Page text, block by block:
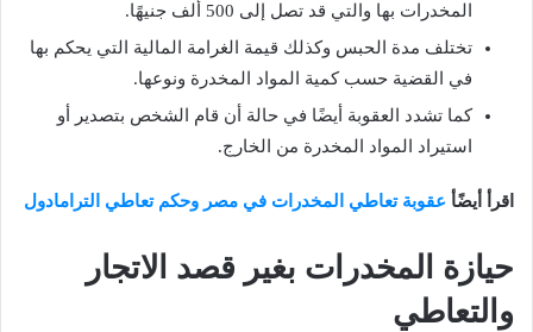
المخدرات بها والتي قد تصل إلى 500 ألف جنيهًا.
تختلف مدة الحبس وكذلك قيمة الغرامة المالية التي يحكم بها
في القضية حسب كمية المواد المخدرة ونوعها.
كما تشدد العقوبة أيضًا في حالة أن قام الشخص بتصدير أو
استيراد المواد المخدرة من الخارج.
اقرأ أيضًأ عقوبة تعاطي المخدرات في مصر وحكم تعاطي الترامادول
حيازة المخدرات بغير قصد الاتجار
والتعاطي